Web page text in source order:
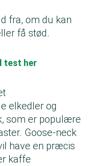
fra, om du kan
få stød.
test her
elkedler og
som er populære
Goose-neck
have en præcis
kaffe